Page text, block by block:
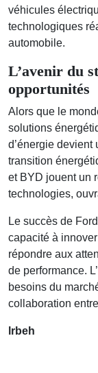
véhicules
technologiques
automobile.
L’avenir du
opportunités
Alors que le
solutions
d’énergie devient
transition
et BYD jouent un
technologies,
Le succès de
capacité à
répondre aux
de performance.
besoins du
collaboration
lrbeh